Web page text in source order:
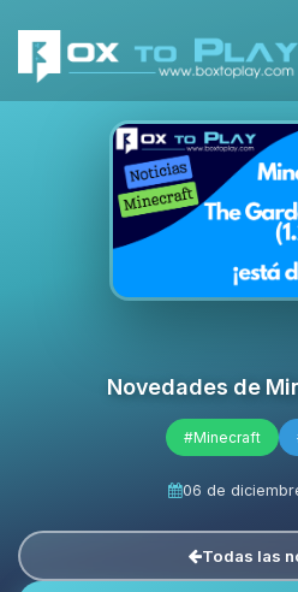
Novedades de
#Minecraft
06 de
Todas las